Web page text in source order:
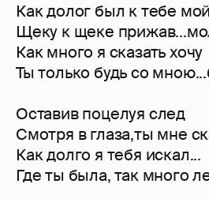
Как долог был к тебе
Щеку к щеке
Как много я сказать хочу
Ты только будь со
Оставив поцелуя след
Смотря в глаза,ты мне
Как долго я тебя искал...
Где ты была, так много